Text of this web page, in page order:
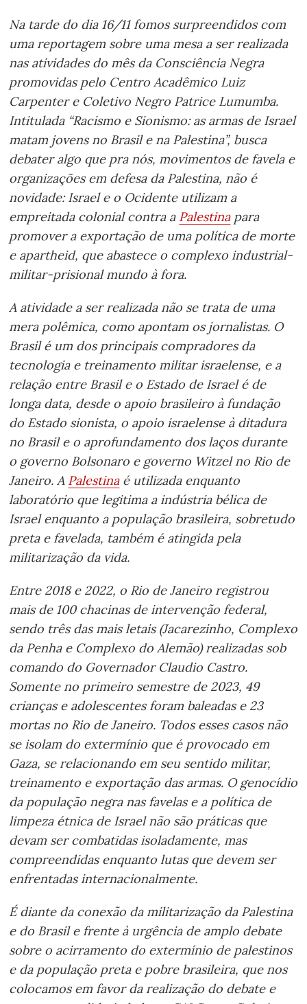
Na tarde do dia 16/11 fomos surpreendidos com
uma reportagem sobre uma mesa a ser realizada
nas atividades do mês da Consciência Negra
promovidas pelo Centro Acadêmico Luiz
Carpenter e Coletivo Negro Patrice Lumumba.
Intitulada “Racismo e Sionismo: as armas de Israel
matam jovens no Brasil e na Palestina”, busca
debater algo que pra nós, movimentos de favela e
organizações em defesa da Palestina, não é
novidade: Israel e o Ocidente utilizam a
empreitada colonial contra a Palestinapara
promover a exportação de uma política de morte
e apartheid, que abastece o complexo industrial-
militar-prisional mundo à fora.
A atividade a ser realizada não se trata de uma
mera polêmica, como apontam os jornalistas. O
Brasil é um dos principais compradores da
tecnologia e treinamento militar israelense, e a
relação entre Brasil e o Estado de Israel é de
longa data, desde o apoio brasileiro à fundação
do Estado sionista, o apoio israelense à ditadura
no Brasil e o aprofundamento dos laços durante
o governo Bolsonaro e governo Witzel no Rio de
Janeiro. A Palestinaé utilizada enquanto
laboratório que legitima a indústria bélica de
Israel enquanto a população brasileira, sobretudo
preta e favelada, também é atingida pela
militarização da vida.
Entre 2018 e 2022, o Rio de Janeiro registrou
mais de 100 chacinas de intervenção federal,
sendo três das mais letais (Jacarezinho, Complexo
da Penha e Complexo do Alemão) realizadas sob
comando do Governador Claudio Castro.
Somente no primeiro semestre de 2023, 49
crianças e adolescentes foram baleadas e 23
mortas no Rio de Janeiro. Todos esses casos não
se isolam do extermínio que é provocado em
Gaza, se relacionando em seu sentido militar,
treinamento e exportação das armas. O genocídio
da população negra nas favelas e a política de
limpeza étnica de Israel não são práticas que
devam ser combatidas isoladamente, mas
compreendidas enquanto lutas que devem ser
enfrentadas internacionalmente.
É diante da conexão da militarização da Palestina
e do Brasil e frente à urgência de amplo debate
sobre o acirramento do extermínio de palestinos
e da população preta e pobre brasileira, que nos
colocamos em favor da realização do debate e